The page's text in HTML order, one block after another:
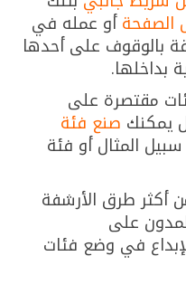
الصفحةأو عمله في
بالوقوف على أحدها
بداخلها.
مقتصرة على
يمكنك صنع فئة
المثال أو فئة
أكثر طرق الأرشفة
على
في وضع فئات